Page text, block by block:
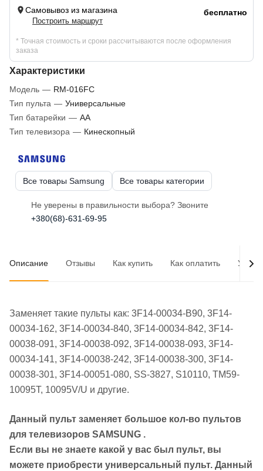
Самовывоз из магазина
Построить маршрут
бесплатно
* Точная стоимость и сроки рассчитываются после оформления
заказа
Характеристики
Модель — RM-016FC
Тип пульта — Универсальные
Тип батарейки — AA
Тип телевизора — Кинескопный
Все товары Samsung Все товары категории
Не уверены в правильности выбора? Звоните
+380(68)-631-69-95
Описание Отзывы Как купить Как оплатить
Заменяет такие пульты как: 3F14-00034-B90, 3F14-
00034-162, 3F14-00034-840, 3F14-00034-842, 3F14-
00038-091, 3F14-00038-092, 3F14-00038-093, 3F14-
00034-141, 3F14-00038-242, 3F14-00038-300, 3F14-
00038-301, 3F14-00051-080, SS-3827, S10110, TM59-
10095T, 10095V/U и другие.
Данный пульт заменяет большое кол-во пультов
для телевизоров SAMSUNG .
Если вы не знаете какой у вас был пульт, вы
можете приобрести универсальный пульт. Данный